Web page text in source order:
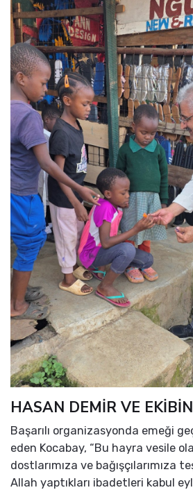
HASAN DEMİR VE
Başarılı organizasyonda emeği
eden Kocabay, “Bu hayra vesile
dostlarımıza ve bağışçılarımıza
Allah yaptıkları ibadetleri kabul